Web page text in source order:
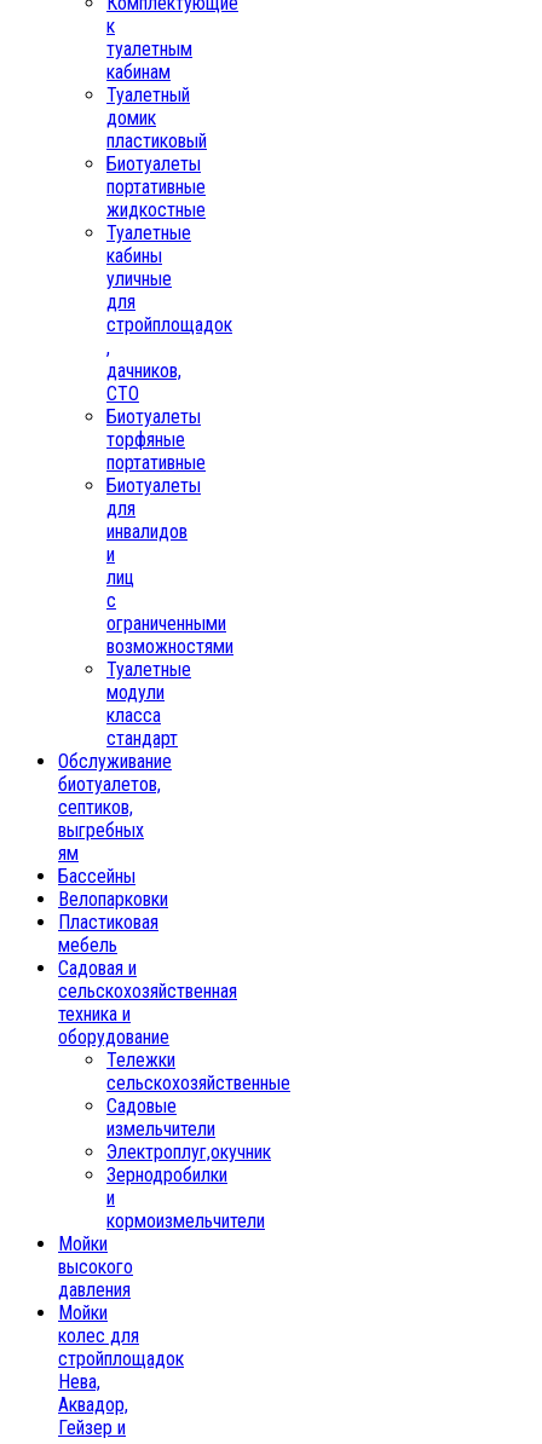
к
туалетным
кабинам
Туалетный
домик
пластиковый
Биотуалеты
портативные
жидкостные
Туалетные
кабины
уличные
для
стройплощадок
,
дачников,
СТО
Биотуалеты
торфяные
портативные
Биотуалеты
для
инвалидов
и
лиц
с
ограниченными
возможностями
Туалетные
модули
класса
стандарт
Обслуживание
биотуалетов,
септиков,
выгребных
ям
Бассейны
Велопарковки
Пластиковая
мебель
Садовая и
сельскохозяйственная
техника и
оборудование
Тележки
сельскохозяйственные
Садовые
измельчители
Электроплуг,окучник
Зернодробилки
и
кормоизмельчители
Мойки
высокого
давления
Мойки
колес для
стройплощадок
Нева,
Аквадор,
Гейзер и